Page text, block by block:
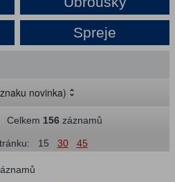
Spreje
novinka)
Celkem 156 záznamů
15 30 45